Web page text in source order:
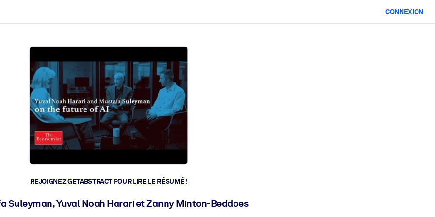
et l'action rapide.
l'avenir.
CONNEXION
REJOIGNEZ GETABSTRACT POUR LIRE LE RÉSUMÉ !
Suleyman, Yuval Noah Harari et Zanny Minton-Beddoes